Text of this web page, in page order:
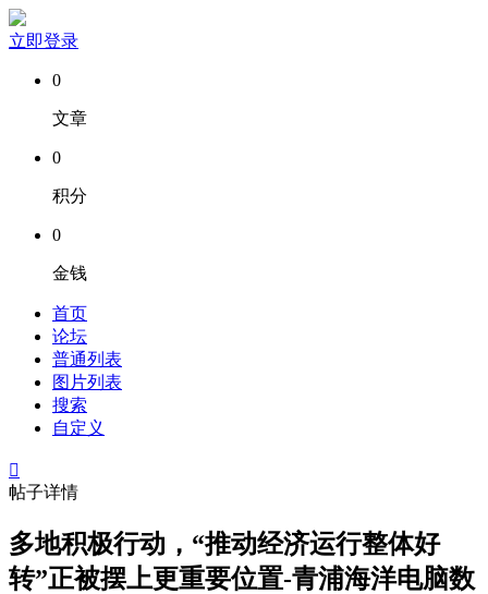
立即登录
0
文章
0
积分
0
金钱
首页
论坛
普通列表
图片列表
搜索
自定义

帖子详情
多地积极行动，“推动经济运行整体好
转”正被摆上更重要位置-青浦海洋电脑数